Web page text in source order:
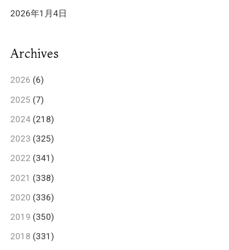
2026年1月4日
Archives
2026 (6)
2025 (7)
2024 (218)
2023 (325)
2022 (341)
2021 (338)
2020 (336)
2019 (350)
2018 (331)